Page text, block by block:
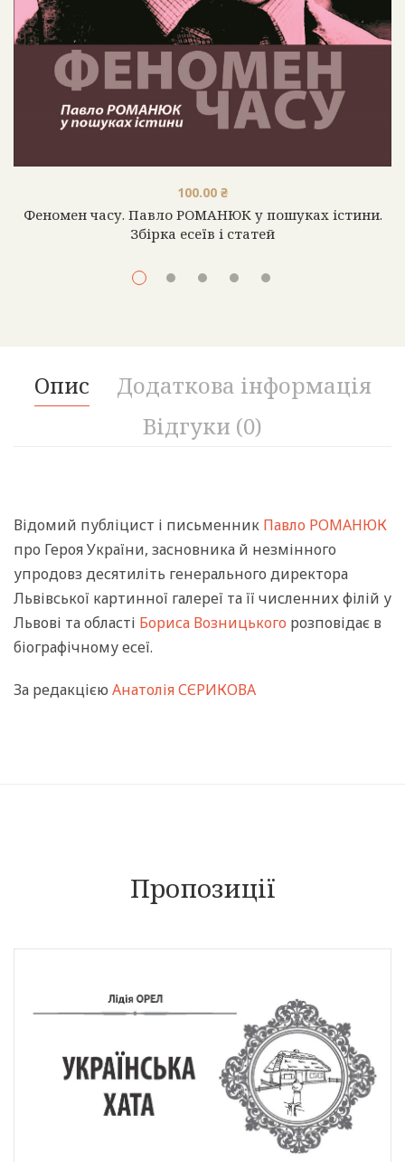
Феномен часу. Павло РОМАНЮК у пошуках істини.
Збірка есеїв і статей
100.00 ₴
Опис
Додаткова інформація
Відгуки (0)
Відомий публіцист і письменник Павло РОМАНЮК
про Героя України, засновника й незмінного
упродовз десятиліть генерального директора
Львівської картинної галереї та її численних філій у
Львові та області Бориса Возницького розповідає в
біографічному есеї.
За редакцією Анатолія СЄРИКОВА
Пропозиції